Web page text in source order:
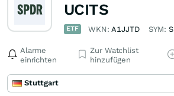
UCITS
ETF WKN:A1JJTD SYM:
Alarme
einrichten
Zur Watchlist
hinzufügen
Stuttgart